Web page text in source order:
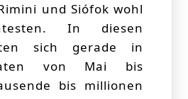
und Siófok wohl
In diesen
sich gerade in
von Mai bis
bis millionen